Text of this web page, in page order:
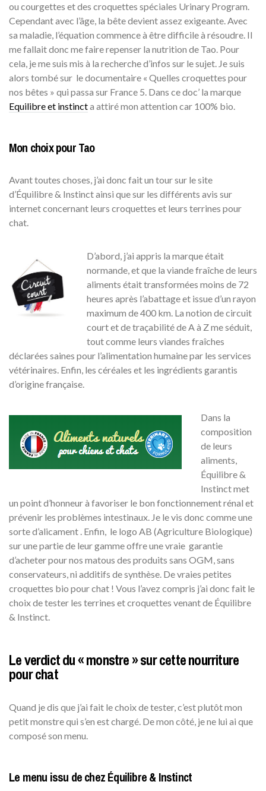
ou courgettes et des croquettes spéciales Urinary Program.
Cependant avec l’âge, la bête devient assez exigeante. Avec
sa maladie, l’équation commence à être difficile à résoudre. Il
me fallait donc me faire repenser la nutrition de Tao. Pour
cela, je me suis mis à la recherche d’infos sur le sujet. Je suis
alors tombé sur le documentaire « Quelles croquettes pour
nos bêtes » qui passa sur France 5. Dans ce doc’ la marque
Equilibre et instincta attiré mon attention car 100% bio.
Mon choix pour Tao
Avant toutes choses, j’ai donc fait un tour sur le site
d’Équilibre & Instinct ainsi que sur les différents avis sur
internet concernant leurs croquettes et leurs terrines pour
chat.
D’abord, j’ai appris la marque était
normande, et que la viande fraîche de leurs
aliments était transformées moins de 72
heures après l’abattage et issue d’un rayon
maximum de 400 km. La notion de circuit
court et de traçabilité de A à Z me séduit,
tout comme leurs viandes fraîches
déclarées saines pour l’alimentation humaine par les services
vétérinaires. Enfin, les céréales et les ingrédients garantis
d’origine française.
Dans la
composition
de leurs
aliments,
Équilibre &
Instinct met
un point d’honneur à favoriser le bon fonctionnement rénal et
prévenir les problèmes intestinaux. Je le vis donc comme une
sorte d’alicament . Enfin, le logo AB (Agriculture Biologique)
sur une partie de leur gamme offre une vraie garantie
d’acheter pour nos matous des produits sans OGM, sans
conservateurs, ni additifs de synthèse. De vraies petites
croquettes bio pour chat ! Vous l’avez compris j’ai donc fait le
choix de tester les terrines et croquettes venant de Équilibre
& Instinct.
Le verdict du « monstre » sur cette nourriture
pour chat
Quand je dis que j’ai fait le choix de tester, c’est plutôt mon
petit monstre qui s’en est chargé. De mon côté, je ne lui ai que
composé son menu.
Le menu issu de chez Équilibre & Instinct